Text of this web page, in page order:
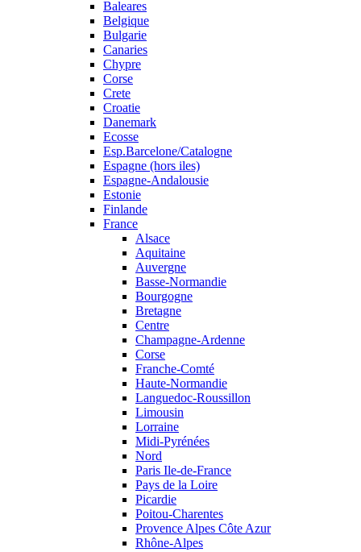
Baleares
Belgique
Bulgarie
Canaries
Chypre
Corse
Crete
Croatie
Danemark
Ecosse
Esp.Barcelone/Catalogne
Espagne (hors iles)
Espagne-Andalousie
Estonie
Finlande
France
Alsace
Aquitaine
Auvergne
Basse-Normandie
Bourgogne
Bretagne
Centre
Champagne-Ardenne
Corse
Franche-Comté
Haute-Normandie
Languedoc-Roussillon
Limousin
Lorraine
Midi-Pyrénées
Nord
Paris Ile-de-France
Pays de la Loire
Picardie
Poitou-Charentes
Provence Alpes Côte Azur
Rhône-Alpes